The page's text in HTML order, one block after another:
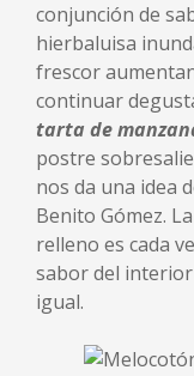
conjunción de
hierbaluisa
frescor
continuar
tarta de
postre
nos da una idea
Benito Gómez.
relleno es cada
sabor del
igual.